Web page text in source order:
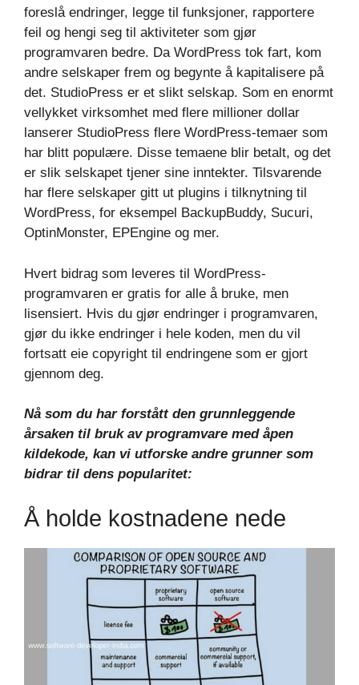
foreslå endringer, legge til funksjoner, rapportere
feil og hengi seg til aktiviteter som gjør
programvaren bedre. Da WordPress tok fart, kom
andre selskaper frem og begynte å kapitalisere på
det. StudioPress er et slikt selskap. Som en enormt
vellykket virksomhet med flere millioner dollar
lanserer StudioPress flere WordPress-temaer som
har blitt populære. Disse temaene blir betalt, og det
er slik selskapet tjener sine inntekter. Tilsvarende
har flere selskaper gitt ut plugins i tilknytning til
WordPress, for eksempel BackupBuddy, Sucuri,
OptinMonster, EPEngine og mer.
Hvert bidrag som leveres til WordPress-
programvaren er gratis for alle å bruke, men
lisensiert. Hvis du gjør endringer i programvaren,
gjør du ikke endringer i hele koden, men du vil
fortsatt eie copyright til endringene som er gjort
gjennom deg.
Nå som du har forstått den grunnleggende
årsaken til bruk av programvare med åpen
kildekode, kan vi utforske andre grunner som
bidrar til dens popularitet:
Å holde kostnadene nede